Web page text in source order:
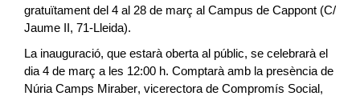
gratuïtament del 4 al 28 de març al Campus de Cappont (C/
Jaume II, 71-Lleida).
La inauguració, que estarà oberta al públic, se celebrarà el
dia 4 de març a les 12:00 h. Comptarà amb la presència de
Núria Camps Miraber, vicerectora de Compromís Social,